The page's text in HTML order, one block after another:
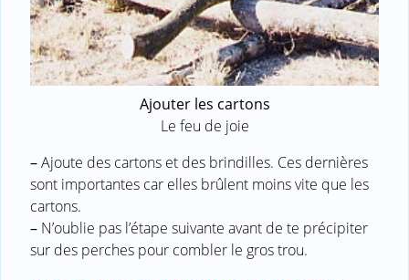
Ajouter les cartons
Le feu de joie
–Ajoute des cartons et des brindilles. Ces dernières
sont importantes car elles brûlent moins vite que les
cartons.
– N’oublie pas l’étape suivante avant de te précipiter
sur des perches pour combler le gros trou.